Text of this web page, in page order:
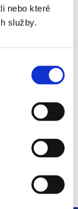
nebo které
služby.